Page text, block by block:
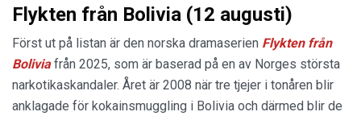
Flykten från Bolivia (12 augusti)
Först ut på listan är den norska dramaserien Flykten från
Boliviafrån 2025, som är baserad på en av Norges största
narkotikaskandaler. Året är 2008 när tre tjejer i tonåren blir
anklagade för kokainsmuggling i Bolivia och därmed blir de